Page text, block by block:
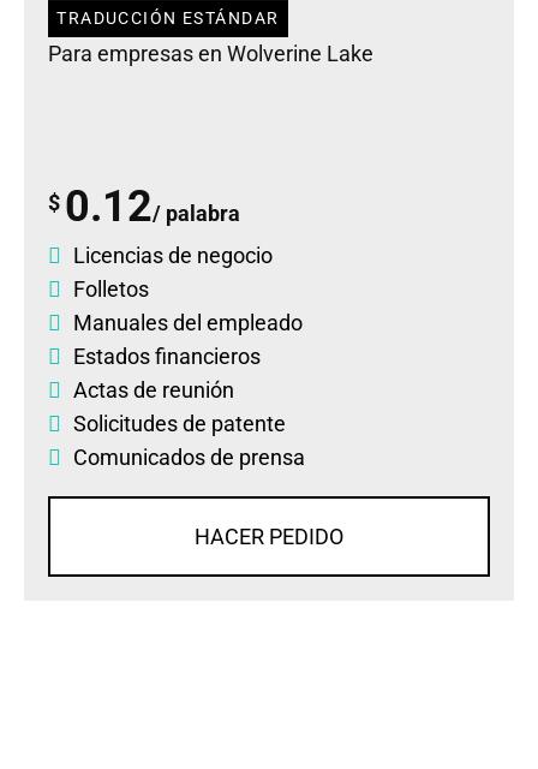
TRADUCCIÓN ESTÁNDAR
Para empresas en Wolverine Lake
$ 0.12/ palabra
Licencias de negocio
Folletos
Manuales del empleado
Estados financieros
Actas de reunión
Solicitudes de patente
Comunicados de prensa
HACER PEDIDO